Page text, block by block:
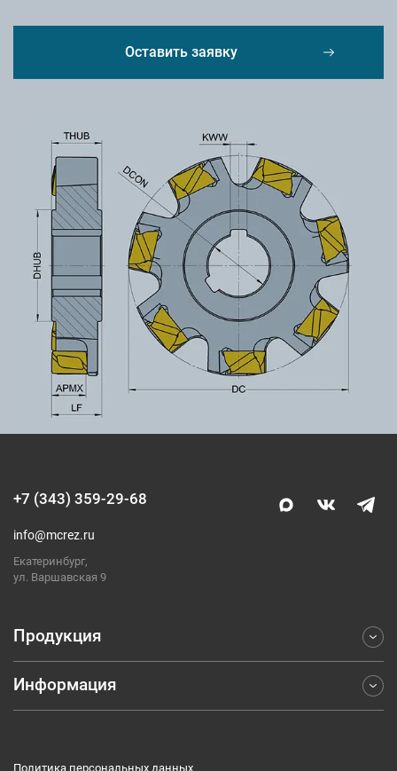
Оставить заявку
Продукция
Фрезерование
Точение
Отрезка и обработка канавок
Информация
+7 (343) 359-29-68
info@mcrez.ru
Екатеринбург,
ул. Варшавская 9
Политика персональных данных